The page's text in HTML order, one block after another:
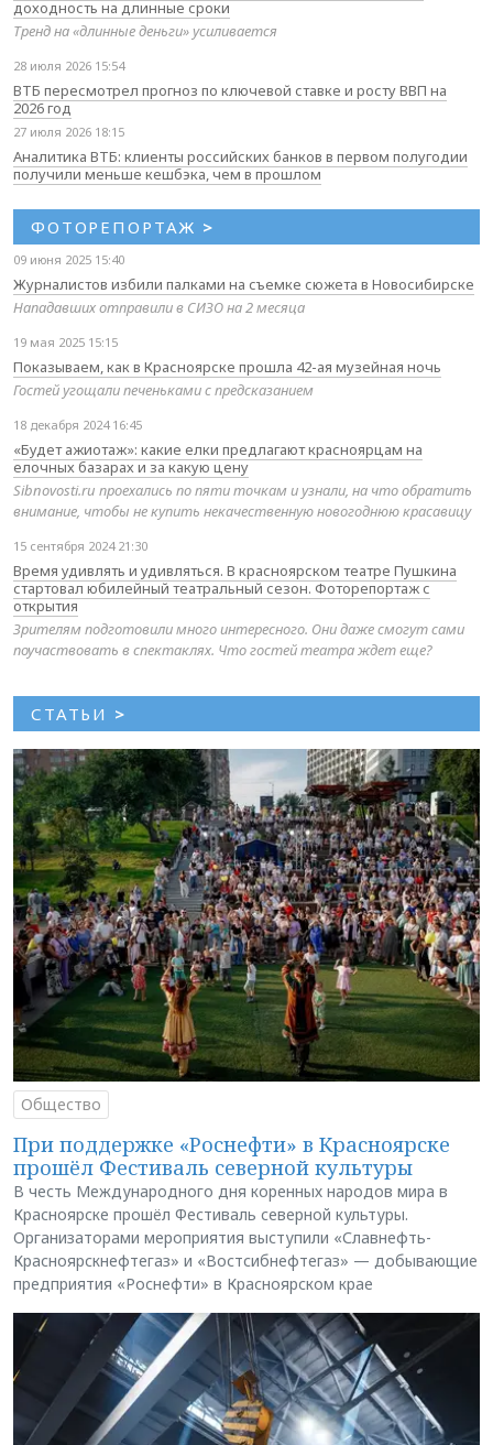
доходность на длинные сроки
Тренд на «длинные деньги» усиливается
28 июля 2026 15:54
ВТБ пересмотрел прогноз по ключевой ставке и росту ВВП на
2026 год
27 июля 2026 18:15
Аналитика ВТБ: клиенты российских банков в первом полугодии
получили меньше кешбэка, чем в прошлом
ФОТОРЕПОРТАЖ >
09 июня 2025 15:40
Журналистов избили палками на съемке сюжета в Новосибирске
Нападавших отправили в СИЗО на 2 месяца
19 мая 2025 15:15
Показываем, как в Красноярске прошла 42-ая музейная ночь
Гостей угощали печеньками с предсказанием
18 декабря 2024 16:45
«Будет ажиотаж»: какие елки предлагают красноярцам на
елочных базарах и за какую цену
Sibnovosti.ru проехались по пяти точкам и узнали, на что обратить
внимание, чтобы не купить некачественную новогоднюю красавицу
15 сентября 2024 21:30
Время удивлять и удивляться. В красноярском театре Пушкина
стартовал юбилейный театральный сезон. Фоторепортаж с
открытия
Зрителям подготовили много интересного. Они даже смогут сами
поучаствовать в спектаклях. Что гостей театра ждет еще?
СТАТЬИ >
Общество
При поддержке «Роснефти» в Красноярске
прошёл Фестиваль северной культуры
В честь Международного дня коренных народов мира в
Красноярске прошёл Фестиваль северной культуры.
Организаторами мероприятия выступили «Славнефть-
Красноярскнефтегаз» и «Востсибнефтегаз» — добывающие
предприятия «Роснефти» в Красноярском крае